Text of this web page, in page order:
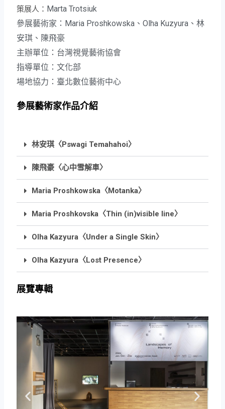
策展人： Marta Trotsiuk
參展藝術家： Maria Proshkowska、Olha Kuzyura、林
安琪、陳飛豪
主辦單位：台灣視覺藝術協會
指導單位：文化部
場地協力：臺北數位藝術中心
參展藝術家作品介紹
林安琪〈Pswagi Temahahoi〉
陳飛豪〈心中雪解車〉
Maria Proshkowska〈Motanka〉
Maria Proshkovska〈Thin (in)visible line〉
Olha Kazyura〈Under a Single Skin〉
Olha Kazyura〈Lost Presence〉
展覽專輯